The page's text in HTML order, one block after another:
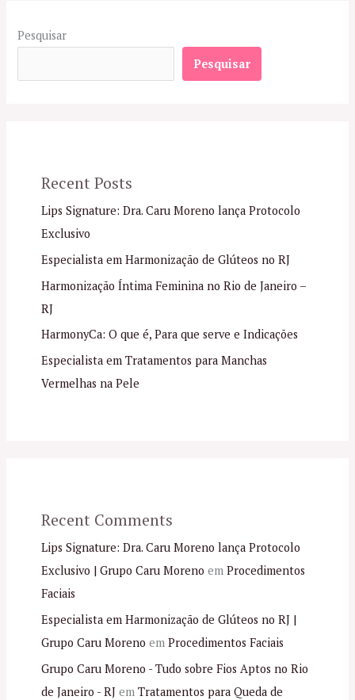
Pesquisar
Pesquisar
Recent Posts
Lips Signature: Dra. Caru Moreno lança Protocolo
Exclusivo
Especialista em Harmonização de Glúteos no RJ
Harmonização Íntima Feminina no Rio de Janeiro –
RJ
HarmonyCa: O que é, Para que serve e Indicações
Especialista em Tratamentos para Manchas
Vermelhas na Pele
Recent Comments
Lips Signature: Dra. Caru Moreno lança Protocolo
Exclusivo | Grupo Caru Moreno em Procedimentos
Faciais
Especialista em Harmonização de Glúteos no RJ |
Grupo Caru Moreno em Procedimentos Faciais
Grupo Caru Moreno - Tudo sobre Fios Aptos no Rio
de Janeiro - RJem Tratamentos para Queda de